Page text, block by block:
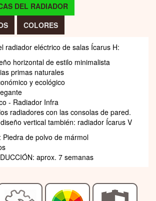
DEL RADIADOR
COLORES
radiador eléctrico de salas Ícarus H:
horizontal de estilo minimalista
primas naturales
y ecológico
- Radiador Infra
radiadores con las consolas de pared.
vertical también: radiador Ícarus V
Piedra de polvo de mármol
aprox. 7 semanas